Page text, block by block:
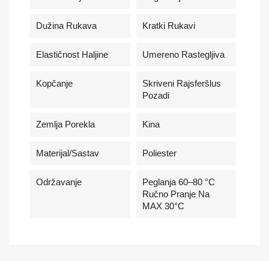
Dužina Rukava Kratki Rukavi
Elastičnost Haljine Umereno Rastegljiva
Kopčanje
Skriveni Rajsferšlus
Pozadi
Zemlja Porekla Kina
Materijal/Sastav Poliester
Održavanje
Peglanja 60–80 °C
Ručno Pranje Na
MAX 30°C